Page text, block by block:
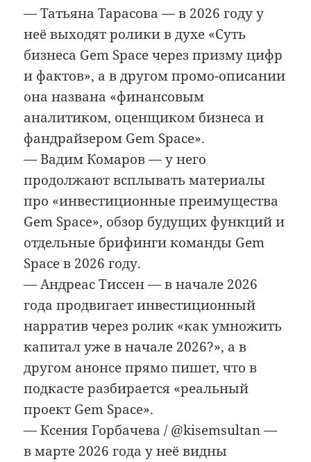
— Татьяна Тарасова — в 2026 году у
неё выходят ролики в духе «Суть
бизнеса Gem Space через призму цифр
и фактов», а в другом промо-описании
она названа «финансовым
аналитиком, оценщиком бизнеса и
фандрайзером Gem Space».
— Вадим Комаров — у него
продолжают всплывать материалы
про «инвестиционные преимущества
Gem Space», обзор будущих функций и
отдельные брифинги команды Gem
Space в 2026 году.
— Андреас Тиссен — в начале 2026
года продвигает инвестиционный
нарратив через ролик «как умножить
капитал уже в начале 2026?», а в
другом анонсе прямо пишет, что в
подкасте разбирается «реальный
проект Gem Space».
— Ксения Горбачева / @kisemsultan —
в марте 2026 года у неё видны